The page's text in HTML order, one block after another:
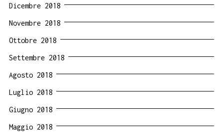
Dicembre 2018
Novembre 2018
Ottobre 2018
Settembre 2018
Agosto 2018
Luglio 2018
Giugno 2018
Maggio 2018